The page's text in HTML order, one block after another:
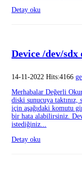
Detay oku
Device /dev/
14-11-2022 Hits:4166
Merhabalar Değerli
diski sunucuya
için aşağıdaki komutu
bir hata alabilirsiniz.
istediğiniz...
Detay oku